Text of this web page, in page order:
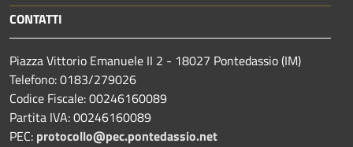
CONTATTI
Piazza Vittorio Emanuele II 2 - 18027 Pontedassio (IM)
Telefono: 0183/279026
Codice Fiscale: 00246160089
Partita IVA: 00246160089
PEC: protocollo@pec.pontedassio.net